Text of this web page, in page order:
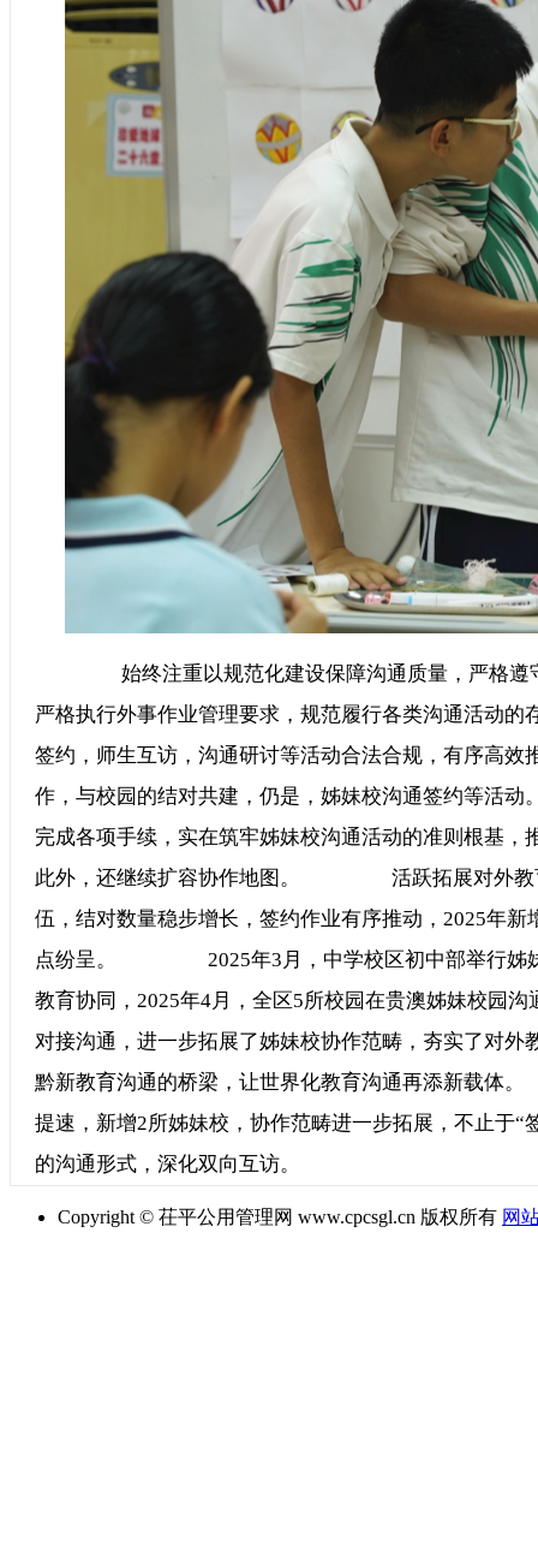
始终注重以规范化建设保障沟通质量，严格遵守
严格执行外事作业管理要求，规范履行各类沟通
签约，师生互访，沟通研讨等活动合法合规，有序高效
作，与校园的结对共建，仍是，姊妹校沟通签约
完成各项手续，实在筑牢姊妹校沟通活动的准则根基，
此外，还继续扩容协作地图。 活跃拓展对外教育
伍，结对数量稳步增长，签约作业有序推动，2025年
点纷呈。 2025年3月，中学校区初中部举行姊妹
教育协同，2025年4月，全区5所校园在贵澳姊妹
对接沟通，进一步拓展了姊妹校协作范畴，夯实了对外
黔新教育沟通的桥梁，让世界化教育沟通再添新
提速，新增2所姊妹校，协作范畴进一步拓展，不止于“
的沟通形式，深化双向互访。
Copyright © 茌平公用管理网 www.cpcsgl.cn 版权所有 网